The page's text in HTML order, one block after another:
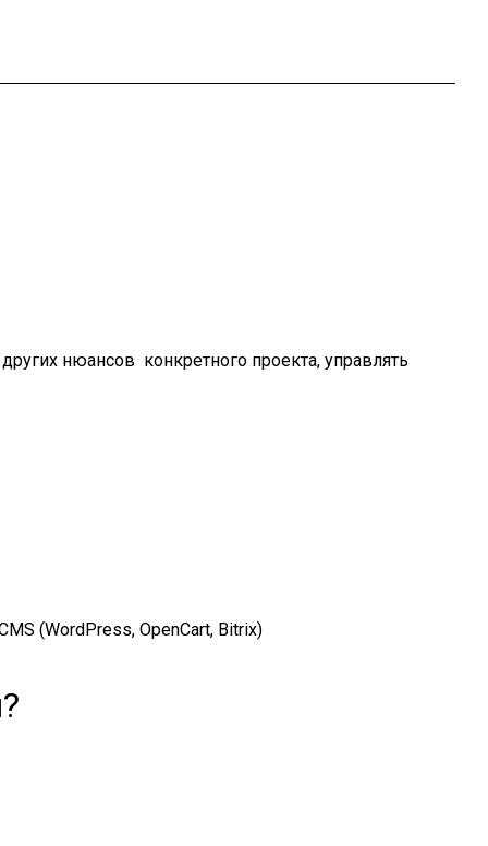
нюансов конкретного проекта, управлять
(WordPress, OpenCart, Bitrix)